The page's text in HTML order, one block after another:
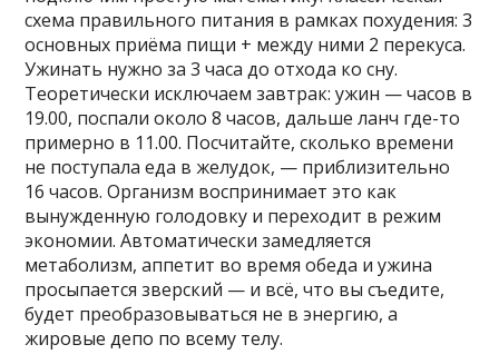
схема правильного питания в рамках похудения: 3
основных приёма пищи + между ними 2 перекуса.
Ужинать нужно за 3 часа до отхода ко сну.
Теоретически исключаем завтрак: ужин — часов в
19.00, поспали около 8 часов, дальше ланч где-то
примерно в 11.00. Посчитайте, сколько времени
не поступала еда в желудок, — приблизительно
16 часов. Организм воспринимает это как
вынужденную голодовку и переходит в режим
экономии. Автоматически замедляется
метаболизм, аппетит во время обеда и ужина
просыпается зверский — и всё, что вы съедите,
будет преобразовываться не в энергию, а
жировые депо по всему телу.